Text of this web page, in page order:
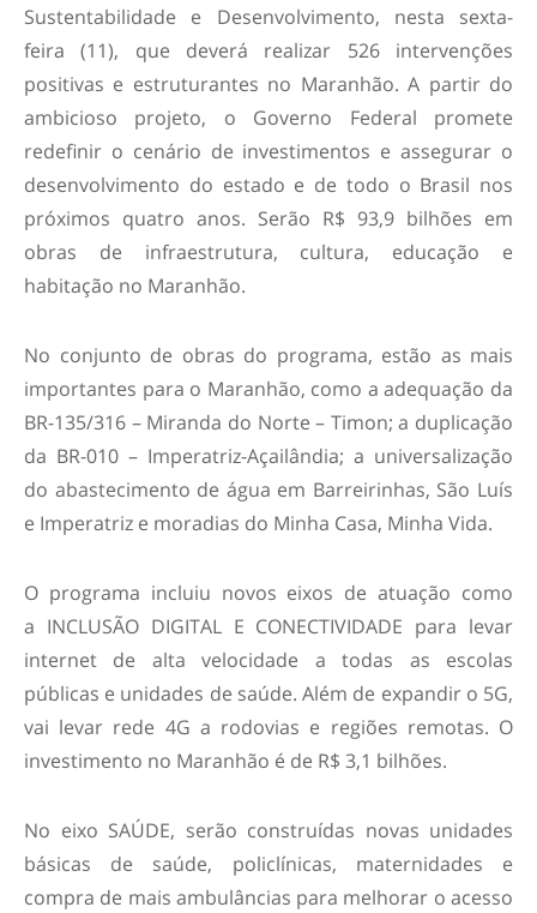
Sustentabilidade e Desenvolvimento, nesta sexta-
feira (11), que deverá realizar 526 intervenções
positivas e estruturantes no Maranhão. A partir do
ambicioso projeto, o Governo Federal promete
redefinir o cenário de investimentos e assegurar o
desenvolvimento do estado e de todo o Brasil nos
próximos quatro anos. Serão R$ 93,9 bilhões em
obras de infraestrutura, cultura, educação e
habitação no Maranhão.
No conjunto de obras do programa, estão as mais
importantes para o Maranhão, como a adequação da
BR-135/316 – Miranda do Norte – Timon; a duplicação
da BR-010 – Imperatriz-Açailândia; a universalização
do abastecimento de água em Barreirinhas, São Luís
e Imperatriz e moradias do Minha Casa, Minha Vida.
O programa incluiu novos eixos de atuação como
a INCLUSÃO DIGITAL E CONECTIVIDADE para levar
internet de alta velocidade a todas as escolas
públicas e unidades de saúde. Além de expandir o 5G,
vai levar rede 4G a rodovias e regiões remotas. O
investimento no Maranhão é de R$ 3,1 bilhões.
No eixo SAÚDE, serão construídas novas unidades
básicas de saúde, policlínicas, maternidades e
compra de mais ambulâncias para melhorar o acesso